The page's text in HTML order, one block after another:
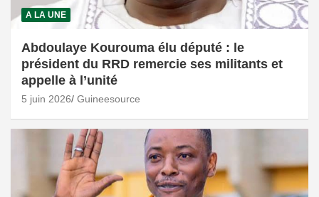
A LA UNE
Abdoulaye Kourouma élu député : le
président du RRD remercie ses militants et
appelle à l’unité
5 juin 2026 Guineesource